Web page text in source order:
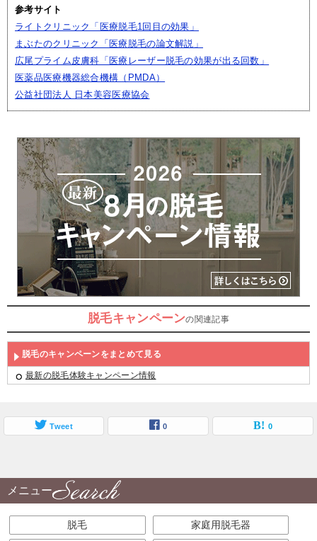
参考サイト
ライトクリニック「医療脱毛1回目の効果」
まぶたのクリニック「医療脱毛の論文解説」
広尾プライム皮膚科「医療レーザー脱毛の効果が出る回数」
医薬品医療機器総合機構（PMDA）
公益社団法人 日本美容医療協会
脱毛キャンペーンの関連記事
脱毛のキャンペーンをまとめて見る
最新の脱毛体験キャンペーン情報
Tweet 0 0
メニュー
脱毛 家庭用脱毛器